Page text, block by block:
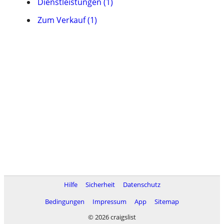
Zum Verkauf (1)
Hilfe Sicherheit
Datenschutz
Bedingungen
Impressum App
Sitemap
© 2026 craigslist